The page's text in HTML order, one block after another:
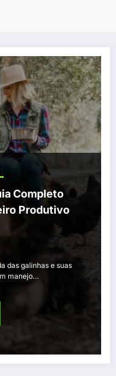
Completo
Produtivo
das galinhas e suas
manejo…